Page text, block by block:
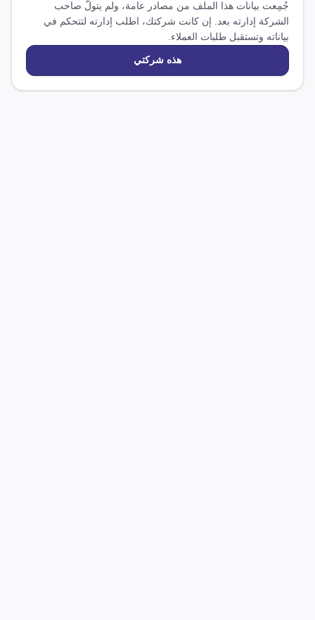
جُمِعت بيانات هذا الملف من مصادر عامة، ولم يتولَّ صاحب
الشركة إدارته بعد. إن كانت شركتك، اطلب إدارته لتتحكم في
بياناته وتستقبل طلبات العملاء.
هذه شركتي